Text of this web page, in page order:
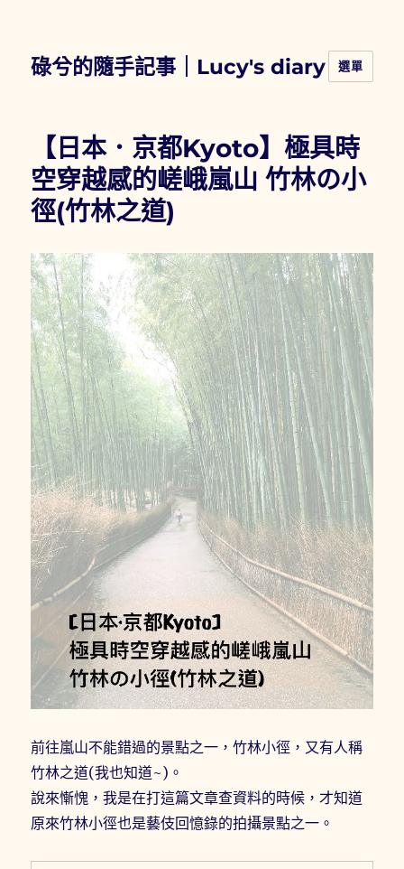
碌兮的隨手記事｜Lucy's diary 選單
【日本．京都Kyoto】極具時
空穿越感的嵯峨嵐山 竹林の小
徑(竹林之道)
前往嵐山不能錯過的景點之一，竹林小徑，又有人稱
竹林之道(我也知道~)。
說來慚愧，我是在打這篇文章查資料的時候，才知道
原來竹林小徑也是藝伎回憶錄的拍攝景點之一。